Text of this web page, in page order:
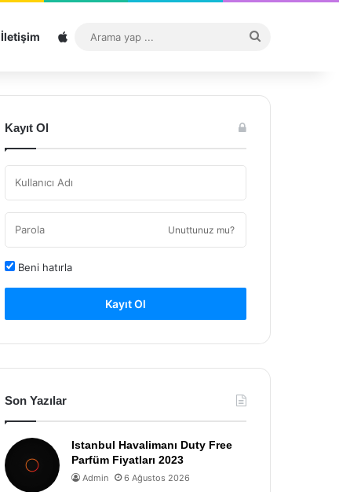
İletişim Sitemap
...
Kayıt Ol
Unuttunuz mu?
Beni hatırla
Kayıt Ol
Son Yazılar
Istanbul Havalimanı Duty Free
Parfüm Fiyatları 2023
Admin 6 Ağustos 2026